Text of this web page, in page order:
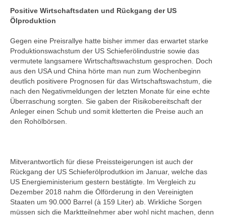
Positive Wirtschaftsdaten und Rückgang der US
Ölproduktion
Gegen eine Preisrallye hatte bisher immer das erwartet starke
Produktionswachstum der US Schieferölindustrie sowie das
vermutete langsamere Wirtschaftswachstum gesprochen. Doch
aus den USA und China hörte man nun zum Wochenbeginn
deutlich positivere Prognosen für das Wirtschaftswachstum, die
nach den Negativmeldungen der letzten Monate für eine echte
Überraschung sorgten. Sie gaben der Risikobereitschaft der
Anleger einen Schub und somit kletterten die Preise auch an
den Rohölbörsen.
Mitverantwortlich für diese Preissteigerungen ist auch der
Rückgang der US Schieferölprodutkion im Januar, welche das
US Energieministerium gestern bestätigte. Im Vergleich zu
Dezember 2018 nahm die Ölförderung in den Vereinigten
Staaten um 90.000 Barrel (à 159 Liter) ab. Wirkliche Sorgen
müssen sich die Marktteilnehmer aber wohl nicht machen, denn